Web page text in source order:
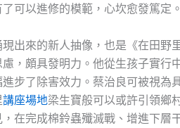
可以進修的模範，心坎愈發篤定。
出來的新人抽像，也是《在田野
，頗具發明力。他從生孩子實行
步了除害效力。蔡治良可被視為
講座場地梁生寶般可以或許引領鄉
在完成棉鈴蟲殲滅戰、增進下層